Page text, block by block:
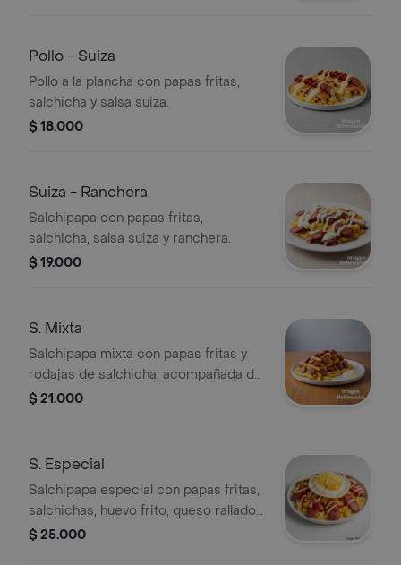
Pollo - Suiza
Pollo a la plancha con papas fritas,
salchicha y salsa suiza.
$ 18.000
Suiza - Ranchera
Salchipapa con papas fritas,
salchicha, salsa suiza y ranchera.
$ 19.000
S. Mixta
Salchipapa mixta con papas fritas y
rodajas de salchicha, acompañada de
salsa. Ideal para compartir.
$ 21.000
S. Especial
Salchipapa especial con papas fritas,
salchichas, huevo frito, queso rallado
y salsas.
$ 25.000